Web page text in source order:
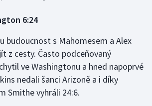
6:24
budoucnost s Mahomesem a Alex
z cesty. Často podceňovaný
ve Washingtonu a hned napoprvé
nedali šanci Arizoně a i díky
Smithe vyhráli 24:6.